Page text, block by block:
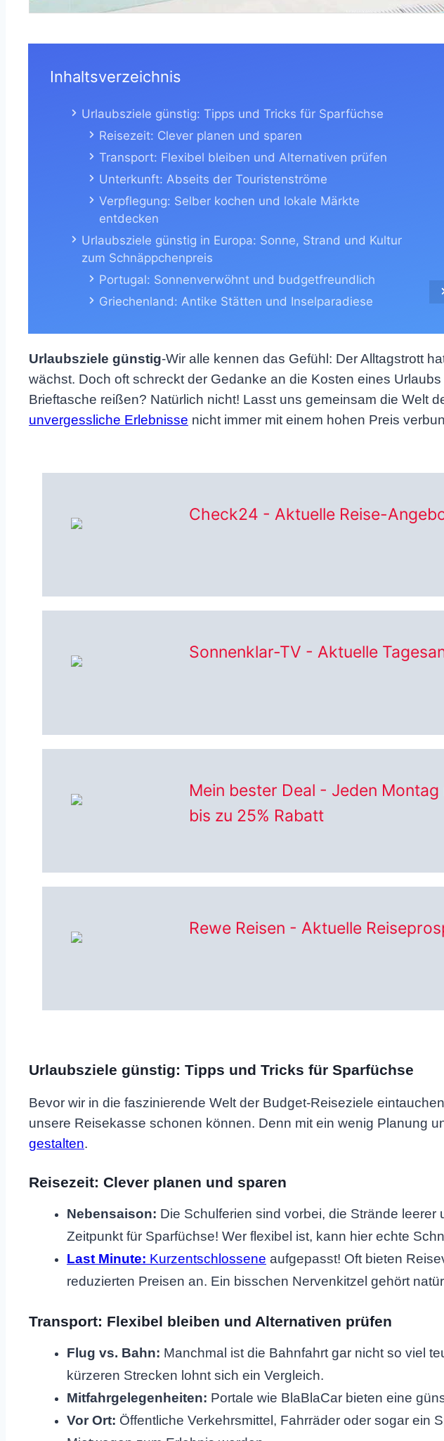
Inhaltsverzeichnis
Urlaubsziele günstig: Tipps und Tricks für Sparfüchse
Reisezeit: Clever planen und sparen
Transport: Flexibel bleiben und Alternativen prüfen
Unterkunft: Abseits der Touristenströme
Verpflegung: Selber kochen und lokale Märkte
entdecken
Urlaubsziele günstig in Europa: Sonne, Strand und Kultur
zum Schnäppchenpreis
Portugal: Sonnenverwöhnt und budgetfreundlich
Griechenland: Antike Stätten und Inselparadiese
Urlaubsziele günstig-Wir alle kennen das Gefühl: Der Alltagstrott
wächst. Doch oft schreckt der Gedanke an die Kosten eines
Brieftasche reißen? Natürlich nicht! Lasst uns gemeinsam die Welt
unvergessliche Erlebnisse nicht immer mit einem hohen Preis
Check24 - Aktuelle Reise-
Sonnenklar-TV - Aktuelle
Mein bester Deal - Jeden Montag
bis zu 25% Rabatt
Rewe Reisen - Aktuelle
Urlaubsziele günstig: Tipps und Tricks für Sparfüchse
Bevor wir in die faszinierende Welt der Budget-Reiseziele
unsere Reisekasse schonen können. Denn mit ein wenig Planung
gestalten.
Reisezeit: Clever planen und sparen
Nebensaison: Die Schulferien sind vorbei, die Strände
Zeitpunkt für Sparfüchse! Wer flexibel ist, kann hier echte
Last Minute: Kurzentschlossene aufgepasst! Oft bieten
reduzierten Preisen an. Ein bisschen Nervenkitzel gehört
Transport: Flexibel bleiben und Alternativen prüfen
Flug vs. Bahn: Manchmal ist die Bahnfahrt gar nicht so viel
kürzeren Strecken lohnt sich ein Vergleich.
Mitfahrgelegenheiten: Portale wie BlaBlaCar bieten eine
Vor Ort: Öffentliche Verkehrsmittel, Fahrräder oder sogar ein